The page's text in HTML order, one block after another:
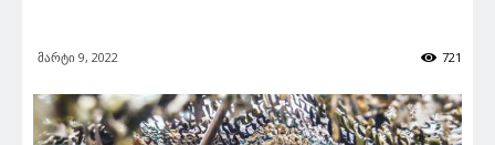
მარტი 9, 2022 721